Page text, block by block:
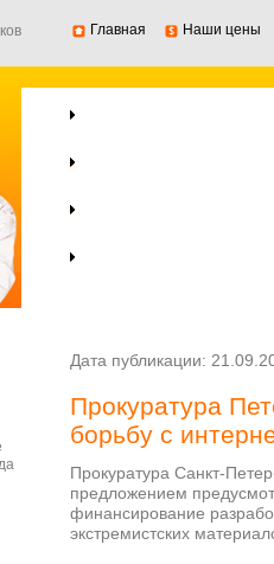
Главная Наши цены
Дата публикации:
Прокуратура
борьбу с
Прокуратура Санкт-
предложением
финансирование
экстремистских